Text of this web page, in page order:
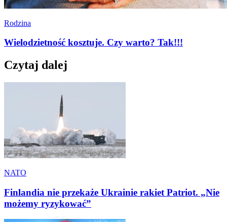
Rodzina
Wielodzietność kosztuje. Czy warto? Tak!!!
Czytaj dalej
NATO
Finlandia nie przekaże Ukrainie rakiet Patriot. „Nie
możemy ryzykować”